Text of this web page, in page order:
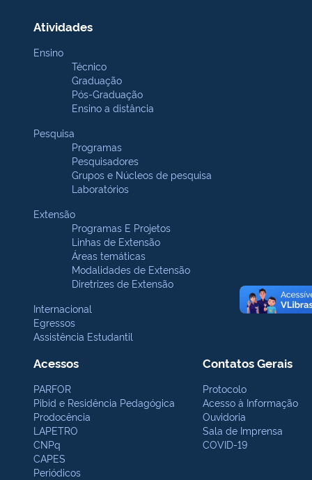
Atividades
Ensino
Técnico
Graduação
Pós-Graduação
Ensino a distância
Pesquisa
Programas
Pesquisadores
Grupos e Núcleos de pesquisa
Laboratórios
Extensão
Programas E Projetos
Linhas de Extensão
Áreas temáticas
Modalidades de Extensão
Diretrizes de Extensão
Internacional
Egressos
Assistência Estudantil
Acessos
PARFOR
Pibid e Residência Pedagógica
Prodocência
LAPETRO
CNPq
CAPES
Periódicos
Contatos Gerais
Protocolo
Acesso à Informação
Ouvidoria
Sala de Imprensa
COVID-19